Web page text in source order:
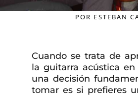
POR ESTEBAN
Cuando se trata de
la guitarra acústica en
una decisión
tomar es si prefieres